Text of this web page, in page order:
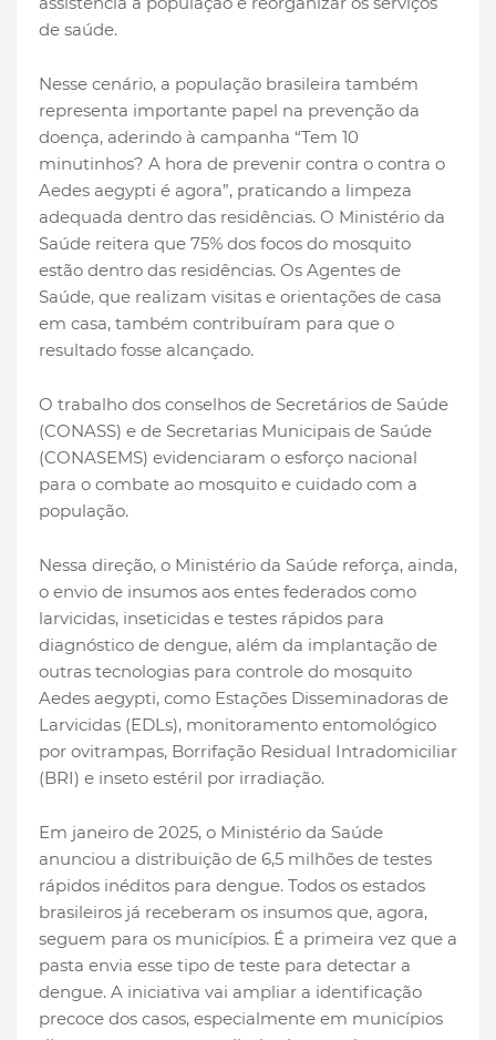
de saúde.
Nesse cenário, a população brasileira também
representa importante papel na prevenção da
doença, aderindo à campanha “Tem 10
minutinhos? A hora de prevenir contra o contra o
Aedes aegypti é agora”, praticando a limpeza
adequada dentro das residências. O Ministério da
Saúde reitera que 75% dos focos do mosquito
estão dentro das residências. Os Agentes de
Saúde, que realizam visitas e orientações de casa
em casa, também contribuíram para que o
resultado fosse alcançado.
O trabalho dos conselhos de Secretários de Saúde
(CONASS) e de Secretarias Municipais de Saúde
(CONASEMS) evidenciaram o esforço nacional
para o combate ao mosquito e cuidado com a
população.
Nessa direção, o Ministério da Saúde reforça, ainda,
o envio de insumos aos entes federados como
larvicidas, inseticidas e testes rápidos para
diagnóstico de dengue, além da implantação de
outras tecnologias para controle do mosquito
Aedes aegypti, como Estações Disseminadoras de
Larvicidas (EDLs), monitoramento entomológico
por ovitrampas, Borrifação Residual Intradomiciliar
(BRI) e inseto estéril por irradiação.
Em janeiro de 2025, o Ministério da Saúde
anunciou a distribuição de 6,5 milhões de testes
rápidos inéditos para dengue. Todos os estados
brasileiros já receberam os insumos que, agora,
seguem para os municípios. É a primeira vez que a
pasta envia esse tipo de teste para detectar a
dengue. A iniciativa vai ampliar a identificação
precoce dos casos, especialmente em municípios